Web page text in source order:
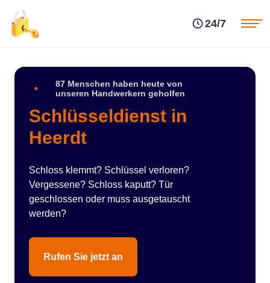
24/7
87 Menschen haben heute von
unseren Handwerkern geholfen
Schlüsseldienst in
Heerdt
Schloss klemmt? Schlüssel verloren?
Vergessene? Schloss kaputt? Tür
geschlossen oder muss ausgetauscht
werden?
Rufen Sie jetzt an